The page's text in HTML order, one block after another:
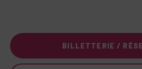
BILLETTERIE /